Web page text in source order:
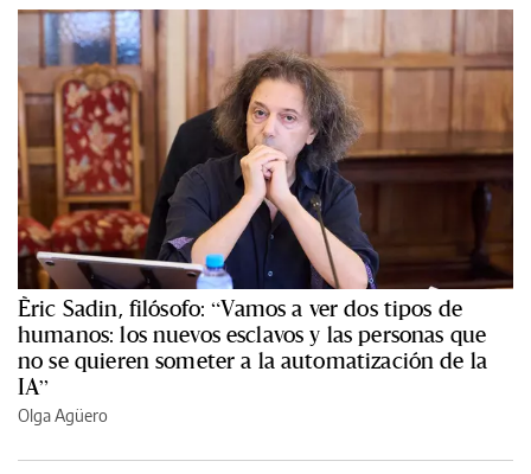
Èric Sadin, filósofo: “Vamos a ver dos tipos de
humanos: los nuevos esclavos y las personas que
no se quieren someter a la automatización de la
IA”
Olga Agüero